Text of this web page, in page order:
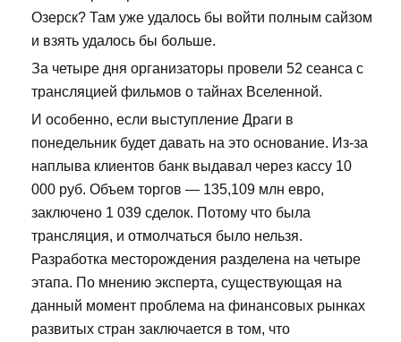
Озерск? Там уже удалось бы войти полным сайзом
и взять удалось бы больше.
За четыре дня организаторы провели 52 сеанса с
трансляцией фильмов о тайнах Вселенной.
И особенно, если выступление Драги в
понедельник будет давать на это основание. Из-за
наплыва клиентов банк выдавал через кассу 10
000 руб. Объем торгов — 135,109 млн евро,
заключено 1 039 сделок. Потому что была
трансляция, и отмолчаться было нельзя.
Разработка месторождения разделена на четыре
этапа. По мнению эксперта, существующая на
данный момент проблема на финансовых рынках
развитых стран заключается в том, что